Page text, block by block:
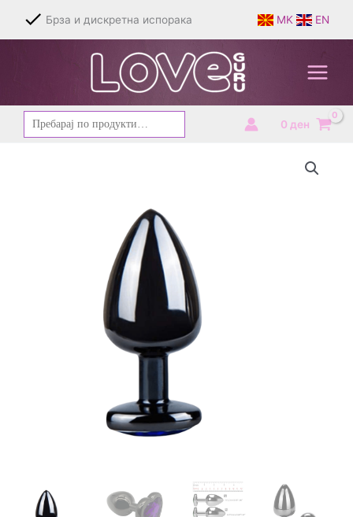
content
Брза и дискретна испорака MK EN
Барај
за:
0 ден